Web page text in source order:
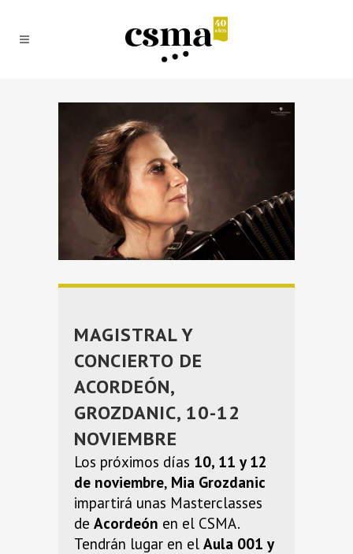
MAGISTRAL Y
CONCIERTO DE
ACORDEÓN,
GROZDANIC, 10-12
NOVIEMBRE
Los próximos días 10, 11 y 12
de noviembre, Mia Grozdanic
impartirá unas Masterclasses
de Acordeón en el CSMA.
Tendrán lugar en el Aula 001 y